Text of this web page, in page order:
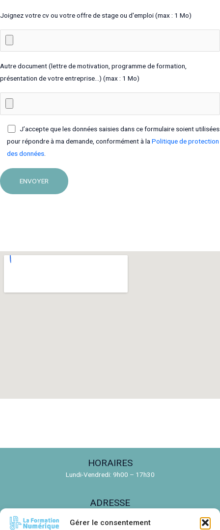
Gérer le consentement
Joignez votre cv ou votre offre de stage ou d'emploi (max : 1 Mo)
Autre document (lettre de motivation, programme de formation,
présentation de votre entreprise…) (max : 1 Mo)
J’accepte que les données saisies dans ce formulaire soient utilisées
pour répondre à ma demande, conformément à la Politique de protection
des données.
HORAIRES
Lundi-Vendredi: 9h00 – 17h30
ADRESSE